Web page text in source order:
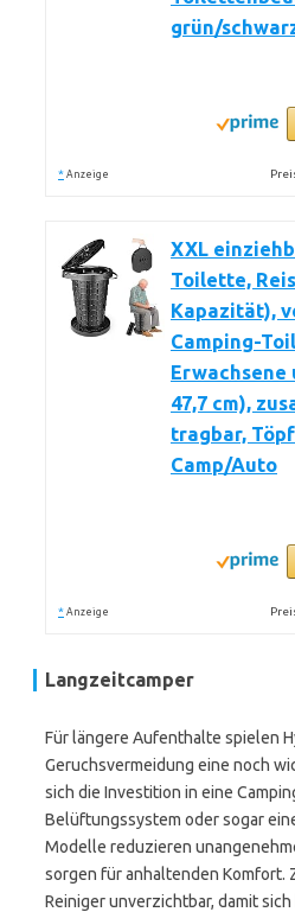
grün/
* Anzeige
XXL
Toilette,
Kapazität),
Camping-
Erwachsene
47,7 cm),
tragbar,
Camp/Auto
* Anzeige
Langzeitcamper
Für längere Aufenthalte spielen
Geruchsvermeidung eine noch
sich die Investition in eine
Belüftungssystem oder sogar
Modelle reduzieren
sorgen für anhaltenden Komfort.
Reiniger unverzichtbar, damit